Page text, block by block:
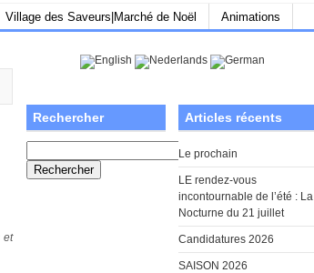
Village des Saveurs|Marché de Noël
Animations
et
Rechercher Articles récents
Le prochain
LE rendez-vous
incontournable de l’été : La
Nocturne du 21 juillet
Candidatures 2026
SAISON 2026